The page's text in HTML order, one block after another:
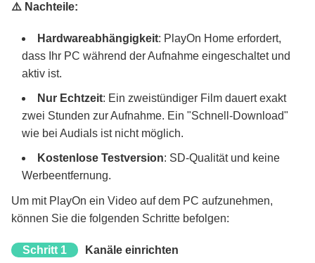
⚠️ Nachteile:
Hardwareabhängigkeit: PlayOn Home erfordert,
dass Ihr PC während der Aufnahme eingeschaltet und
aktiv ist.
Nur Echtzeit: Ein zweistündiger Film dauert exakt
zwei Stunden zur Aufnahme. Ein "Schnell-Download"
wie bei Audials ist nicht möglich.
Kostenlose Testversion: SD-Qualität und keine
Werbeentfernung.
Um mit PlayOn ein Video auf dem PC aufzunehmen,
können Sie die folgenden Schritte befolgen:
Schritt 1 Kanäle einrichten